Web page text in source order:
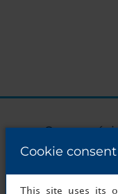
O seu
Cookie consent
This site uses its